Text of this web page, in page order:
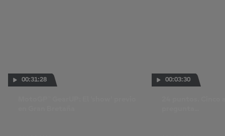
00:31:28 00:03:30